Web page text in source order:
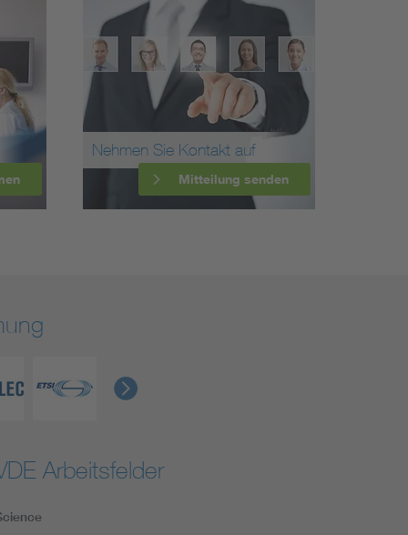
Nehmen Sie Kontakt auf
Mitteilung senden
Arbeitsfelder